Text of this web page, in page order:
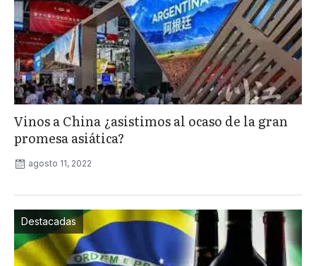
Vinos a China ¿asistimos al ocaso de la gran
promesa asiática?
agosto 11, 2022
Destacadas